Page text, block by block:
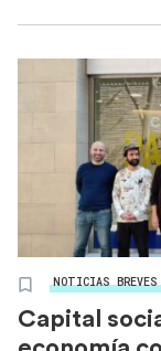
NOTICIAS BREVES
Capital